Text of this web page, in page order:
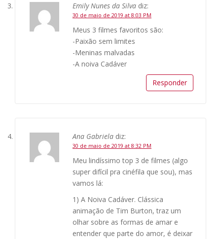
Emily Nunes da Silva diz:
30 de maio de 2019 at 8:03 PM
Meus 3 filmes favoritos são:
-Paixão sem limites
-Meninas malvadas
-A noiva Cadáver
Responder
Ana Gabriela diz:
30 de maio de 2019 at 8:32 PM
Meu lindíssimo top 3 de filmes (algo
super difícil pra cinéfila que sou), mas
vamos lá:
1) A Noiva Cadáver. Clássica
animação de Tim Burton, traz um
olhar sobre as formas de amar e
entender que parte do amor, é deixar